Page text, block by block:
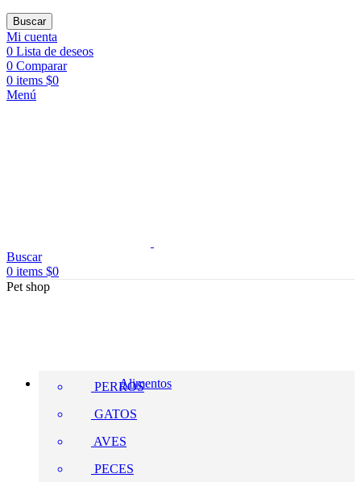
Buscar
Mi cuenta
0 Lista de deseos
0 Comparar
0 items $0
Menú
Buscar
0 items $0
Pet shop
Alimentos
PERROS
GATOS
AVES
PECES